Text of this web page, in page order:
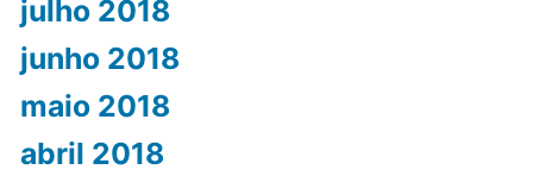
julho 2018
junho 2018
maio 2018
abril 2018